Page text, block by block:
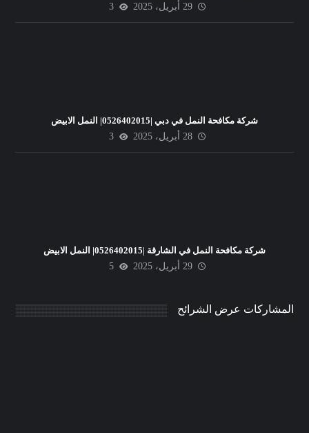
29 أبريل، 2025
3
شركة مكافحة النمل في دبي |0526402015| النمل الابيض
28 أبريل، 2025
3
شركة مكافحة النمل في الشارقة |0526402015| النمل الابيض
29 أبريل، 2025
5
المشاركات عرض الشرائح